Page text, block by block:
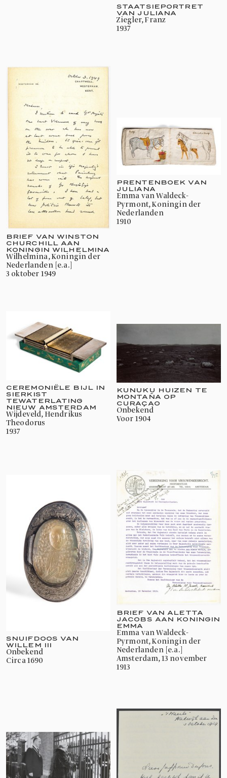
STAATSIEPORTRET
VAN JULIANA
Ziegler, Franz
1937
BRIEF VAN WINSTON
CHURCHILL AAN
KONINGIN WILHELMINA
Wilhelmina, Koningin der
Nederlanden [e.a.]
3 oktober 1949
PRENTENBOEK VAN
JULIANA
Emma van Waldeck-
Pyrmont, Koningin der
Nederlanden
1910
CEREMONIËLE BIJL IN
SIERKIST
TEWATERLATING
NIEUW AMSTERDAM
Wijdeveld, Hendrikus
Theodorus
1937
KUNUKU HUIZEN TE
MONTAÑA OP
CURAÇAO
onbekend
voor 1904
SNUIFDOOS VAN
WILLEM III
onbekend
circa 1690
BRIEF VAN ALETTA
JACOBS AAN KONINGIN
EMMA
Emma van Waldeck-
Pyrmont, Koningin der
Nederlanden [e.a.]
Amsterdam, 13 november
1913